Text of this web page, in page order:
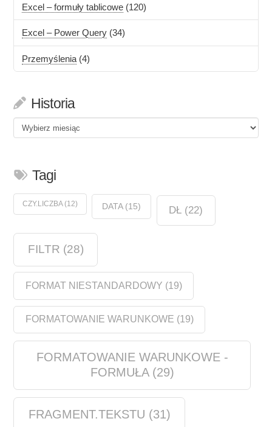
Excel – formuły tablicowe (120)
Excel – Power Query (34)
Przemyślenia (4)
Historia
Historia
Tagi
CZY.LICZBA(12) DATA(15) DŁ (22)
FILTR (28)
FORMAT NIESTANDARDOWY (19)
FORMATOWANIE WARUNKOWE (19)
FORMATOWANIE WARUNKOWE -
FORMUŁA(29)
FRAGMENT.TEKSTU (31)